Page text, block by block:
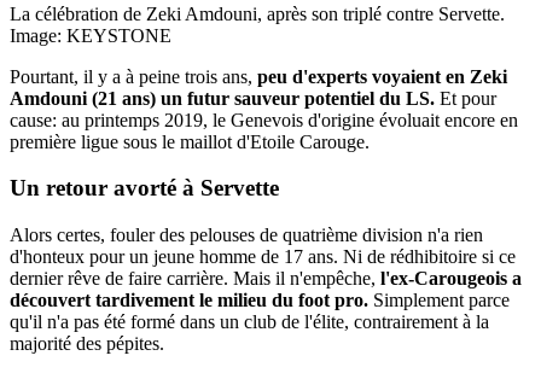
La célébration de Zeki Amdouni, après son triplé contre Servette.
Image: KEYSTONE
Pourtant, il y a à peine trois ans, peu d'experts voyaient en Zeki
Amdouni (21 ans) un futur sauveur potentiel du LS. Et pour
cause: au printemps 2019, le Genevois d'origine évoluait encore en
première ligue sous le maillot d'Etoile Carouge.
Un retour avorté à Servette
Alors certes, fouler des pelouses de quatrième division n'a rien
d'honteux pour un jeune homme de 17 ans. Ni de rédhibitoire si ce
dernier rêve de faire carrière. Mais il n'empêche, l'ex-Carougeois a
découvert tardivement le milieu du foot pro. Simplement parce
qu'il n'a pas été formé dans un club de l'élite, contrairement à la
majorité des pépites.